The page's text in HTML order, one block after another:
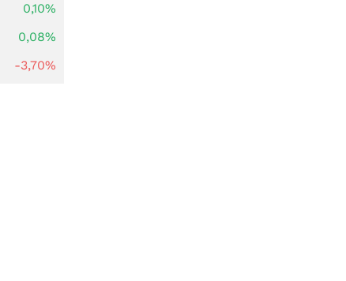
0,10%
0,08%
-3,70%